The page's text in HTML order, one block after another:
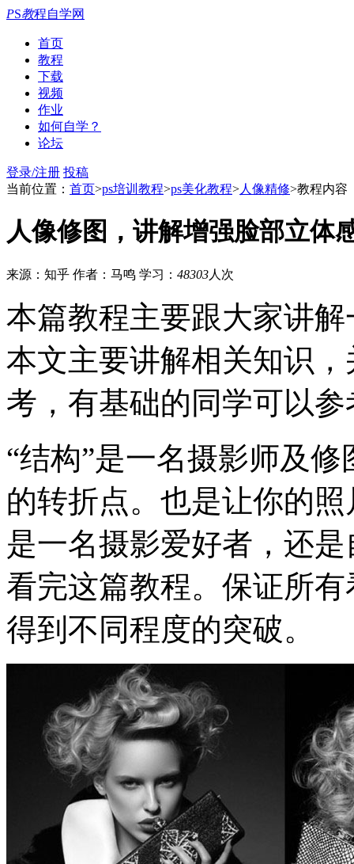
PS教程自学网
首页
教程
下载
视频
作业
如何自学？
论坛
登录/注册 投稿
当前位置： 首页>ps培训教程>ps美化教程>人像精修>教程内容
人像修图，讲解增强脸部立体
来源：知乎 作者：马鸣 学习： 48303人次
本篇教程主要跟大家讲
本文主要讲解相关知识
考，有基础的同学可以
“结构”是一名摄影师及
的转折点。也是让你的
是一名摄影爱好者，还
看完这篇教程。保证所
得到不同程度的突破。